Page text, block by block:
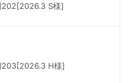
202[2026.3 S様]
203[2026.3 H様]